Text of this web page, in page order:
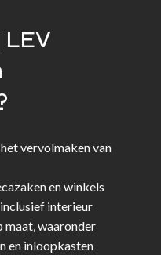
vervolmaken van
en winkels
interieur
maat, waaronder
en inloopkasten